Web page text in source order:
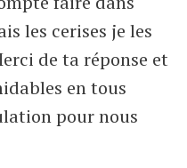
les cerises je les
de ta réponse et
en tous
pour nous